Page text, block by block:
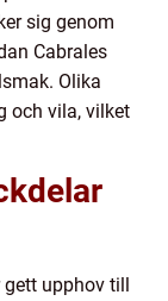
sig genom
Cabrales
Olika
och vila, vilket
gett upphov till